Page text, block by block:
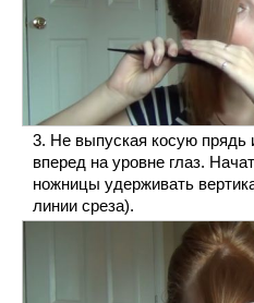
Не выпуская косую прядь
вперед на уровне глаз.
ножницы удерживать
линии среза).